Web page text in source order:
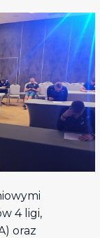
4 ligi,
oraz